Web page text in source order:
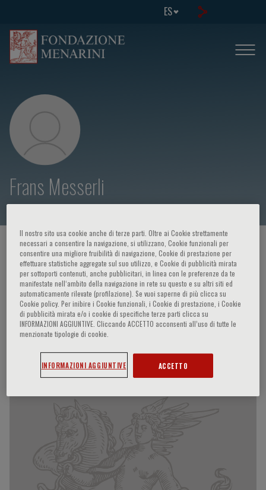
ES
Frans Messerli
HOME PAGE / CURSOS Y EVENTOS / ORADOR
Frans Messerli
Participaciones del ponente
Il nostro sito usa cookie anche di terze parti. Oltre ai Cookie strettamente
necessari a consentire la navigazione, si utilizzano, Cookie funzionali per
consentire una migliore fruibilità di navigazione, Cookie di prestazione per
effettuare statistiche aggregate sul suo utilizzo, e Cookie di pubblicità mirata
per sottoporti contenuti, anche pubblicitari, in linea con le preferenze da te
manifestate nell‘ambito della navigazione in rete su questo e su altri siti ed
automaticamente rilevate (profilazione). Se vuoi saperne di più clicca su
Cookie policy. Per inibire i Cookie funzionali, i Cookie di prestazione, i Cookie
di pubblicità mirata e/o i cookie di specifiche terze parti clicca su
INFORMAZIONI AGGIUNTIVE. Cliccando ACCETTO acconsenti all’uso di tutte le
menzionate tipologie di cookie.
INFORMAZIONI AGGIUNTIVE ACCETTO